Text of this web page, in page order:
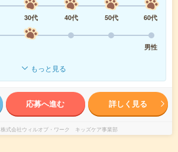
30代 40代 50代
60代
男性
もっと見る
応募へ進む 詳しく見る
株式会社ウィルオブ・ワーク キッズケア事業部